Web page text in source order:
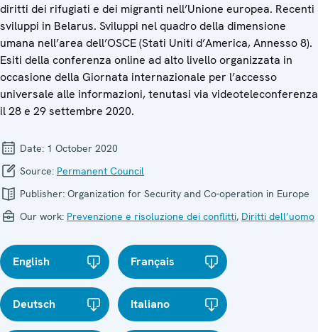
diritti dei rifugiati e dei migranti nell’Unione europea. Recenti
sviluppi in Belarus. Sviluppi nel quadro della dimensione
umana nell’area dell’OSCE (Stati Uniti d’America, Annesso 8).
Esiti della conferenza online ad alto livello organizzata in
occasione della Giornata internazionale per l’accesso
universale alle informazioni, tenutasi via videoteleconferenza
il 28 e 29 settembre 2020.
Date: 1 October 2020
Source: Permanent Council
Publisher: Organization for Security and Co-operation in Europe
Our work: Prevenzione e risoluzione dei conflitti, Diritti dell’uomo
English Français
Deutsch Italiano